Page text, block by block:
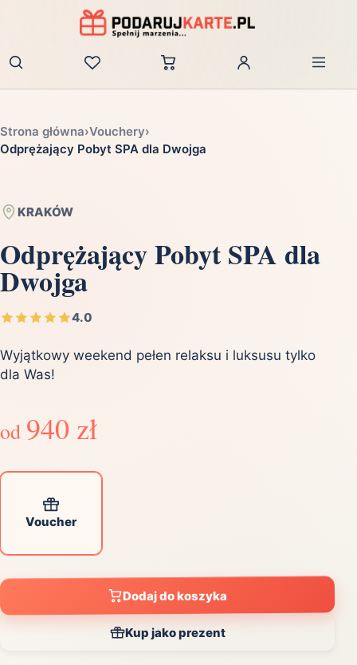
Zaloguj
Strona główna›Vouchery›
Odprężający Pobyt SPA dla Dwojga
KRAKÓW
Odprężający Pobyt SPA dla
Dwojga
4.0
Wyjątkowy weekend pełen relaksu i luksusu tylko
dla Was!
od 940 zł
Voucher
Dodaj do koszyka
Kup jako prezent